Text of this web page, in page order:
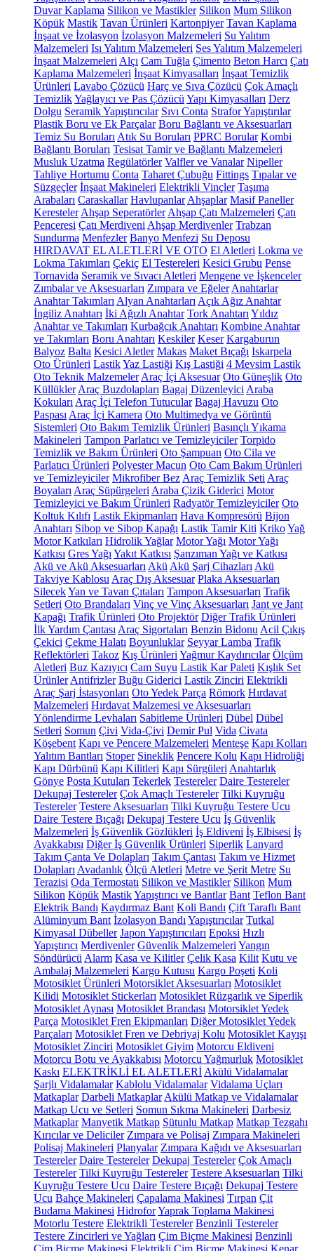
Duvar Kaplama Silikon ve Mastikler Silikon Mum Silikon
Köpük Mastik Tavan Ürünleri Kartonpiyer Tavan Kaplama
İnşaat ve İzolasyon İzolasyon Malzemeleri Su Yalıtım
Malzemeleri Isı Yalıtım Malzemeleri Ses Yalıtım Malzemeleri
İnşaat Malzemeleri Alçı Cam Tuğla Çimento Beton Harcı Çatı
Kaplama Malzemeleri İnşaat Kimyasalları İnşaat Temizlik
Ürünleri Lavabo Çözücü Harç ve Sıva Çözücü Çok Amaçlı
TemizlikYağlayıcı ve Pas Çözücü Yapı Kimyasalları Derz
Dolgu Seramik Yapıştırıcılar Sıvı Conta Strafor Yapıştırılar
Plastik Boru ve Ek Parçalar Boru Bağlantı ve Aksesuarları
Temiz Su Boruları Atık Su Boruları PPRC Borular Kombi
Bağlantı Boruları Tesisat Tamir ve Bağlantı Malzemeleri
Musluk Uzatma Regülatörler Valfler ve Vanalar Nipeller
Tahliye Hortumu Conta Taharet Çubuğu Fittings Tıpalar ve
Süzgeçler İnşaat Makineleri Elektrikli Vinçler Taşıma
Arabaları Caraskallar Havlupanlar Ahşaplar Masif Paneller
Keresteler Ahşap Seperatörler Ahşap Çatı Malzemeleri Çatı
Penceresi Çatı Merdiveni Ahşap Merdivenler Trabzan
Sundurma Menfezler Banyo Menfezi Su Deposu
HIRDAVAT EL ALETLERİ VE OTO El Aletleri Lokma ve
Lokma Takımları Çekiç El Testereleri Kesici Grubu Pense
Tornavida Seramik ve Sıvacı Aletleri Mengene ve İşkenceler
Zımbalar ve Aksesuarları Zımpara ve Eğeler Anahtarlar
Anahtar Takımları Alyan Anahtarları Açık Ağız Anahtar
İngiliz Anahtarı İki Ağızlı Anahtar Tork Anahtarı Yıldız
Anahtar ve Takımları Kurbağcık Anahtarı Kombine Anahtar
ve Takımları Boru Anahtarı Keskiler Keser Kargaburun
Balyoz Balta Kesici Aletler Makas Maket Bıçağı Iskarpela
Oto Ürünleri LastikYaz Lastiği Kış Lastiği 4 Mevsim Lastik
Oto Teknik Malzemeler Araç İçi Aksesuar Oto Güneşlik Oto
Küllükler Araç Buzdolapları Bagaj Düzenleyici Araba
Kokuları Araç İçi Telefon Tutucular Bagaj Havuzu Oto
Paspası Araç İçi Kamera Oto Multimedya ve Görüntü
Sistemleri Oto Bakım Temizlik Ürünleri Basınçlı Yıkama
Makineleri Tampon Parlatıcı ve Temizleyiciler Torpido
Temizlik ve Bakım Ürünleri Oto Şampuan Oto Cila ve
Parlatıcı Ürünleri Polyester Macun Oto Cam Bakım Ürünleri
ve Temizleyiciler Mikrofiber Bez Araç Temizlik Seti Araç
Boyaları Araç Süpürgeleri Araba Çizik Giderici Motor
Temizleyici ve Bakım Ürünleri Radyatör Temizleyiciler Oto
Koltuk Kılıfı Lastik Ekipmanları Hava Kompresörü Bijon
Anahtarı Sibop ve Sibop Kapağı Lastik Tamir Kiti KrikoYağ
Motor Katkıları Hidrolik Yağlar Motor Yağı Motor Yağı
Katkısı Gres Yağı Yakıt Katkısı Şanzıman Yağı ve Katkısı
Akü ve Akü Aksesuarları Akü Akü Şarj Cihazları Akü
Takviye Kablosu Araç Dış Aksesuar Plaka Aksesuarları
SilecekYan ve Tavan Çıtaları Tampon Aksesuarları Trafik
Setleri Oto Brandaları Vinç ve Vinç Aksesuarları Jant ve Jant
Kapağı Trafik Ürünleri Oto Projektör Diğer Trafik Ürünleri
İlk Yardım Çantası Araç Sigortaları Benzin Bidonu Acil Çıkış
Çekici Çekme Halatı Boyunluklar Seyyar Lamba Trafik
Reflektörleri Takoz Kış Ürünleri Yağmur Kaydırıcılar Ölçüm
Aletleri Buz Kazıyıcı Cam Suyu Lastik Kar Paleti Kışlık Set
Ürünler Antifrizler Buğu Giderici Lastik Zinciri Elektrikli
Araç Şarj İstasyonları Oto Yedek Parça Römork Hırdavat
Malzemeleri Hırdavat Malzemesi ve Aksesuarları
Yönlendirme Levhaları Sabitleme Ürünleri Dübel Dübel
Setleri Somun Çivi Vida-Çivi Demir Pul Vida Civata
Köşebent Kapı ve Pencere Malzemeleri Menteşe Kapı Kolları
Yalıtım Bantları Stoper Sineklik Pencere Kolu Kapı Hidroliği
Kapı Dürbünü Kapı Kilitleri Kapı Sürgüleri Anahtarlık
Gönye Posta Kutuları Tekerlek Testereler Daire Testereler
Dekupaj Testereler Çok Amaçlı Testereler Tilki Kuyruğu
Testereler Testere Aksesuarları Tilki Kuyruğu Testere Ucu
Daire Testere Bıçağı Dekupaj Testere Ucu İş Güvenlik
Malzemeleri İş Güvenlik Gözlükleri İş Eldiveni İş Elbisesi İş
Ayakkabısı Diğer İş Güvenlik Ürünleri Siperlik Lanyard
Takım Çanta Ve Dolapları Takım Çantası Takım ve Hizmet
Dolapları Avadanlık Ölçü Aletleri Metre ve Şerit Metre Su
Terazisi Oda Termostatı Silikon ve Mastikler Silikon Mum
Silikon Köpük MastikYapıştırıcı ve Bantlar Bant Teflon Bant
Elektrik Bandı Kaydırmaz Bant Koli Bandı Çift Taraflı Bant
Alüminyum Bant İzolasyon Bandı Yapıştırıcılar Tutkal
Kimyasal Dübeller Japon Yapıştırıcıları Epoksi Hızlı
Yapıştırıcı Merdivenler Güvenlik Malzemeleri Yangın
Söndürücü Alarm Kasa ve Kilitler Çelik Kasa Kilit Kutu ve
Ambalaj Malzemeleri Kargo Kutusu Kargo Poşeti Koli
Motosiklet Ürünleri Motorsiklet Aksesuarları Motosiklet
Kilidi Motosiklet Stickerları Motosiklet Rüzgarlık ve Siperlik
Motosiklet Aynası Motosiklet Brandası Motorsiklet Yedek
Parça Motosiklet Fren Ekipmanları Diğer Motosiklet Yedek
Parçaları Motosiklet Fren ve Debriyaj Kolu Motosiklet Kayışı
Motosiklet Zinciri Motosiklet Giyim Motorcu Eldiveni
Motorcu Botu ve Ayakkabısı Motorcu Yağmurluk Motosiklet
Kaskı ELEKTRİKLİ EL ALETLERİ Akülü Vidalamalar
Şarjlı Vidalamalar Kablolu Vidalamalar Vidalama Uçları
Matkaplar Darbeli Matkaplar Akülü Matkap ve Vidalamalar
Matkap Ucu ve Setleri Somun Sıkma Makineleri Darbesiz
Matkaplar Manyetik Matkap Sütunlu Matkap Matkap Tezgahı
Kırıcılar ve Deliciler Zımpara ve Polisaj Zımpara Makineleri
Polisaj Makineleri Planyalar Zımpara Kağıdı ve Aksesuarları
Testereler Daire Testereler Dekupaj Testereler Çok Amaçlı
Testereler Tilki Kuyruğu Testereler Testere Aksesuarları Tilki
Kuyruğu Testere Ucu Daire Testere Bıçağı Dekupaj Testere
Ucu Bahçe Makineleri Çapalama Makinesi Tırpan Çit
Budama Makinesi HidroforYaprak Toplama Makinesi
Motorlu Testere Elektrikli Testereler Benzinli Testereler
Testere Zincirleri ve Yağları Çim Biçme Makinesi Benzinli
Çim Biçme Makinesi Elektrikli Çim Biçme Makinesi Kenar